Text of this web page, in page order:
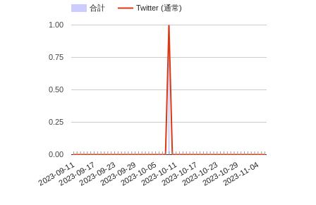
合計 Twitter (通常)
2023-09-112023-09-172023-09-232023-09-292023-10-052023-10-112023-10-172023-10-232023-10-292023-11-04
0.00
0.25
0.50
0.75
1.00